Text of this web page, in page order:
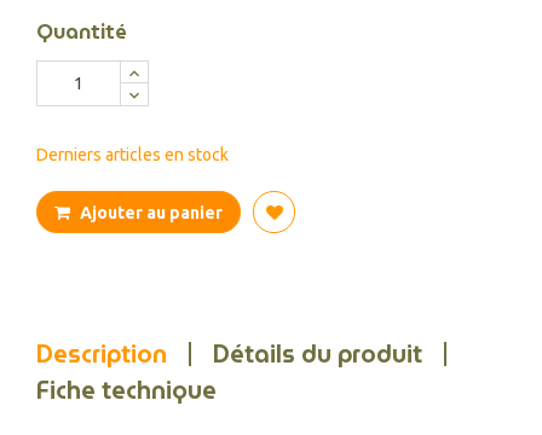
Quantité
Derniers articles en stock
Ajouter au panier
Description
Détails du produit
Fiche technique